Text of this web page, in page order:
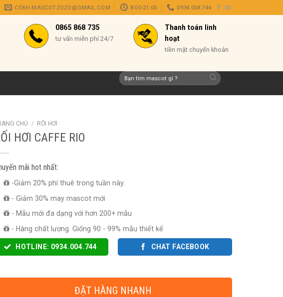
CSKH.MASCOTZOZO@GMAIL.COM 8:00-21:00 0934.004.744
0865 868 735
tư vấn miễn phí 24/7
Thanh toán linh
hoạt
tiền mặt chuyển khoản
Tìm
kiếm:
CHỦ / RỐI HƠI
HƠI CAFFE RIO
mãi hot nhất:
-Giảm 20% phí thuê trong tuần này.
- Giảm 30% may mascot mới
- Mẫu mới đa dạng với hơn 200+ mẫu
- Hàng chất lượng. Giống 90 - 99% mẫu thiết kế
HOTLINE: 0934.004.744 CHAT FACEBOOK
ĐẶT HÀNG NHANH